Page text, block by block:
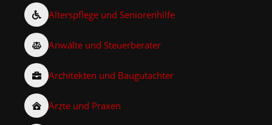
Alterspflege und Seniorenhilfe
Anwälte und Steuerberater
Architekten und Baugutachter
Ärzte und Praxen